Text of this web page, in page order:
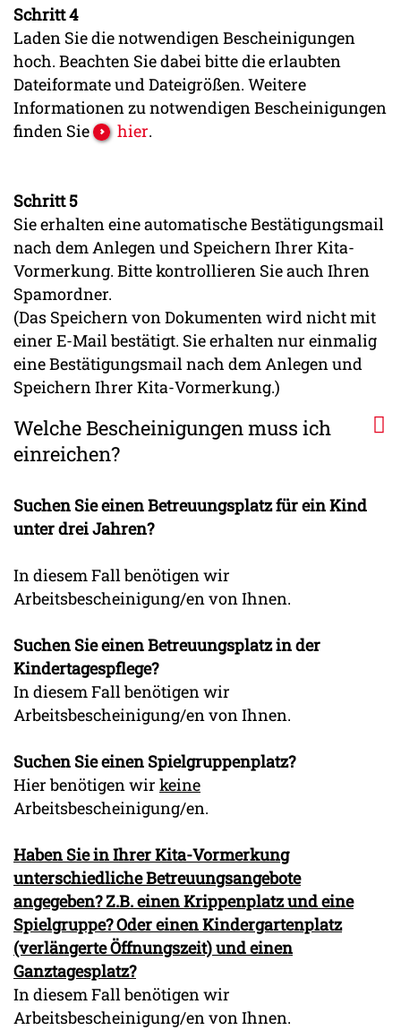
Schritt 4
Laden Sie die notwendigen Bescheinigungen
hoch. Beachten Sie dabei bitte die erlaubten
Dateiformate und Dateigrößen. Weitere
Informationen zu notwendigen Bescheinigungen
finden Sie
hier.
Schritt 5
Sie erhalten eine automatische Bestätigungsmail
nach dem Anlegen und Speichern Ihrer Kita-
Vormerkung. Bitte kontrollieren Sie auch Ihren
Spamordner.
(Das Speichern von Dokumenten wird nicht mit
einer E-Mail bestätigt. Sie erhalten nur einmalig
eine Bestätigungsmail nach dem Anlegen und
Speichern Ihrer Kita-Vormerkung.)
Welche Bescheinigungen muss ich
einreichen?
Suchen Sie einen Betreuungsplatz für ein Kind
unter drei Jahren?
In diesem Fall benötigen wir
Arbeitsbescheinigung/en von Ihnen.
Suchen Sie einen Betreuungsplatz in der
Kindertagespflege?
In diesem Fall benötigen wir
Arbeitsbescheinigung/en von Ihnen.
Suchen Sie einen Spielgruppenplatz?
Hier benötigen wir keine
Arbeitsbescheinigung/en.
Haben Sie in Ihrer Kita-Vormerkung
unterschiedliche Betreuungsangebote
angegeben? Z.B. einen Krippenplatz und eine
Spielgruppe? Oder einen Kindergartenplatz
(verlängerte Öffnungszeit) und einen
Ganztagesplatz?
In diesem Fall benötigen wir
Arbeitsbescheinigung/en von Ihnen.